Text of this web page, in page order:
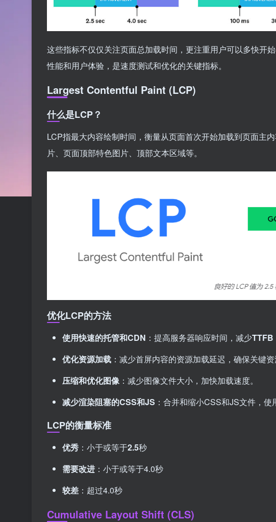
这些指标不仅仅关注页面总加载时间，更注重用户可以多快开
性能和用户体验，是速度测试和优化的关键指标。
Largest Contentful Paint (LCP)
什么是LCP？
LCP指最大内容绘制时间，衡量从页面首次开始加载到页面主
片、页面顶部特色图片、顶部文本区域等。
优化LCP的方法
使用快速的托管和CDN ：提高服务器响应时间，减少TTFB
优化资源加载 ：减少首屏内容的资源加载延迟，确保关键资
压缩和优化图像：减少图像文件大小，加快加载速度。
减少渲染阻塞的CSS和JS ：合并和缩小CSS和JS文件，使
LCP的衡量标准
优秀 ：小于或等于2.5秒
需要改进 ：小于或等于4.0秒
较差 ：超过4.0秒
Cumulative Layout Shift (CLS)